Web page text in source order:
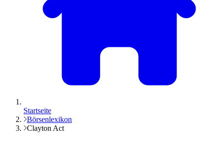
Startseite
Börsenlexikon
Clayton Act